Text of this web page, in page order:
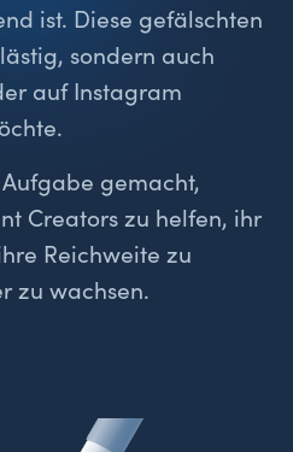
ist. Diese gefälschten
sondern auch
auf Instagram
gemacht,
Creators zu helfen, ihr
Reichweite zu
zu wachsen.